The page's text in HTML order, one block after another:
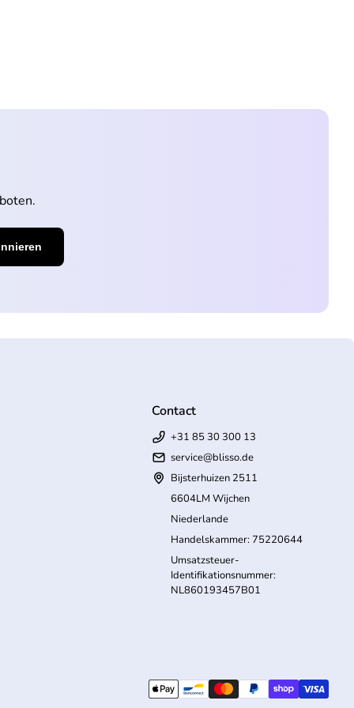
Contact
+31 85 30 300 13
service@blisso.de
Bijsterhuizen 2511
6604LM Wijchen
Niederlande
Handelskammer: 75220644
Umsatzsteuer-
Identifikationsnummer:
NL860193457B01
öffnet in neuem Tab/Fenster)Zahlungsmöglichkeiten